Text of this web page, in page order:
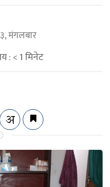
मंगलबार
:< 1मिनेट